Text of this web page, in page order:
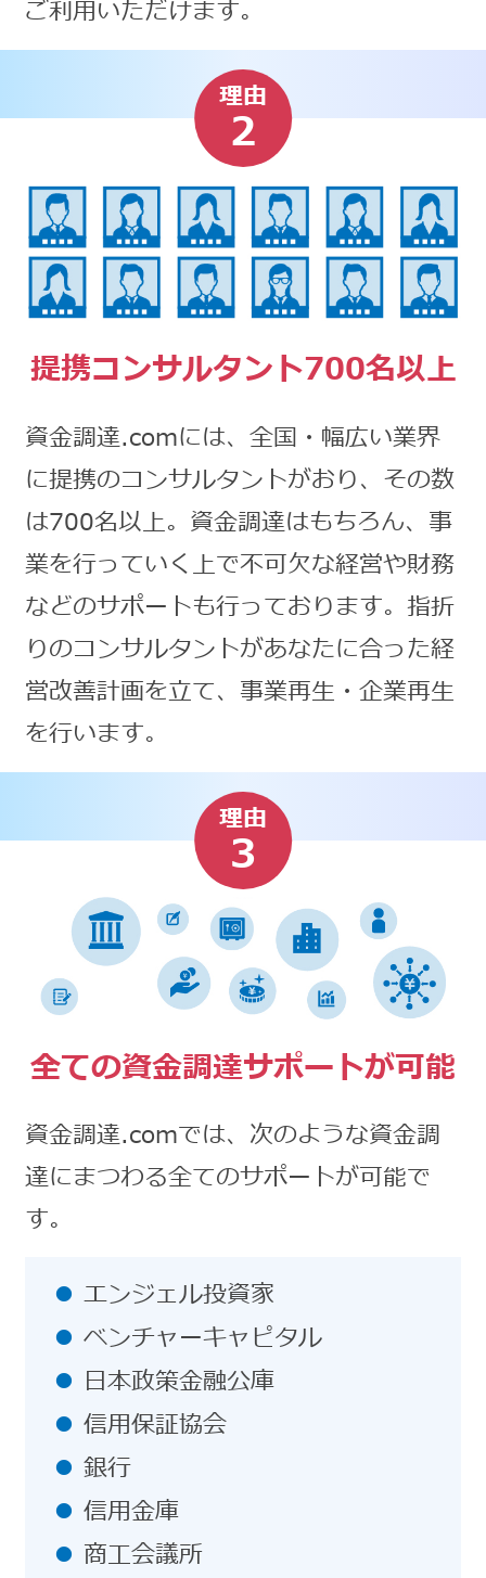
ご利用いただけます。
理由
2
提携コンサルタント700名以上
資金調達.comには、全国・幅広い業界
に提携のコンサルタントがおり、その数
は700名以上。資金調達はもちろん、事
業を行っていく上で不可欠な経営や財務
などのサポートも行っております。指折
りのコンサルタントがあなたに合った経
営改善計画を立て、事業再生・企業再生
を行います。
理由
3
全ての資金調達サポートが可能
資金調達.comでは、次のような資金調
達にまつわる全てのサポートが可能で
す。
エンジェル投資家
ベンチャーキャピタル
日本政策金融公庫
信用保証協会
銀行
信用金庫
商工会議所